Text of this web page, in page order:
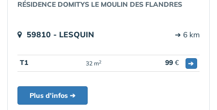
RÉSIDENCE DOMITYS LE MOULIN DES FLANDRES
59810 - LESQUIN ➔ 6 km
T1 32 m2 99 € ➔
Plus d'infos ➔